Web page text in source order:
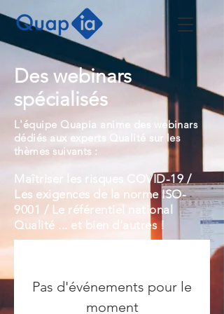
Des webinars
spécialisés
L'équipe Quapia anime des webinars
dédiés aux experts Qualité sur les
thèmes suivants :
Maîtriser les risques COVID-19 /
Les exigences de la norme ISO-
9001 / Le référentiel national
Qualité ... et bien d'autres !
Pas d'événements pour le
moment